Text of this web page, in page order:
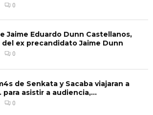
0
Jaime Eduardo Dunn Castellanos,
del ex precandidato Jaime Dunn
0
de Senkata y Sacaba viajaran a
para asistir a audiencia,...
0